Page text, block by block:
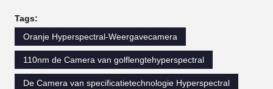
Tags:
Oranje Hyperspectral-Weergavecamera
110nm de Camera van golflengtehyperspectral
De Camera van specificatietechnologie Hyperspectral